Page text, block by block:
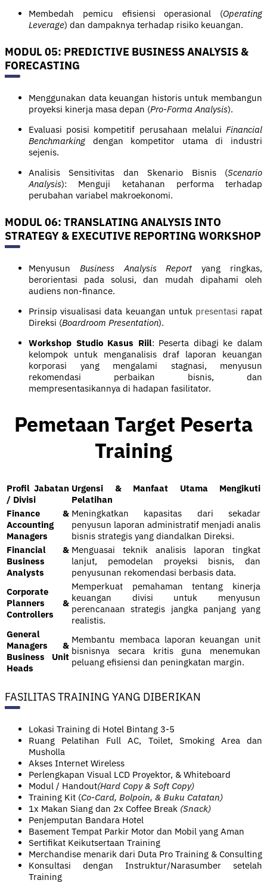
Membedah pemicu efisiensi operasional (Operating
Leverage) dan dampaknya terhadap risiko keuangan.
MODUL 05: PREDICTIVE BUSINESS ANALYSIS &
FORECASTING
Menggunakan data keuangan historis untuk membangun
proyeksi kinerja masa depan (Pro-Forma Analysis).
Evaluasi posisi kompetitif perusahaan melalui Financial
Benchmarking dengan kompetitor utama di industri
sejenis.
Analisis Sensitivitas dan Skenario Bisnis (Scenario
Analysis): Menguji ketahanan performa terhadap
perubahan variabel makroekonomi.
MODUL 06: TRANSLATING ANALYSIS INTO
STRATEGY & EXECUTIVE REPORTING WORKSHOP
Menyusun Business Analysis Report yang ringkas,
berorientasi pada solusi, dan mudah dipahami oleh
audiens non-finance.
Prinsip visualisasi data keuangan untuk presentasi rapat
Direksi (Boardroom Presentation).
Workshop Studio Kasus Riil: Peserta dibagi ke dalam
kelompok untuk menganalisis draf laporan keuangan
korporasi yang mengalami stagnasi, menyusun
rekomendasi perbaikan bisnis, dan
mempresentasikannya di hadapan fasilitator.
Pemetaan Target Peserta
Training
Profil Jabatan
/ Divisi
Urgensi & Manfaat Utama Mengikuti
Pelatihan
Finance &
Accounting
Managers
Meningkatkan kapasitas dari sekadar
penyusun laporan administratif menjadi analis
bisnis strategis yang diandalkan Direksi.
Financial &
Business
Analysts
Menguasai teknik analisis laporan tingkat
lanjut, pemodelan proyeksi bisnis, dan
penyusunan rekomendasi berbasis data.
Corporate
Planners &
Controllers
Memperkuat pemahaman tentang kinerja
keuangan divisi untuk menyusun
perencanaan strategis jangka panjang yang
realistis.
General
Managers &
Business Unit
Heads
Membantu membaca laporan keuangan unit
bisnisnya secara kritis guna menemukan
peluang efisiensi dan peningkatan margin.
FASILITAS TRAINING YANG DIBERIKAN
Lokasi Training di Hotel Bintang 3-5
Ruang Pelatihan Full AC, Toilet, Smoking Area dan
Musholla
Akses Internet Wireless
Perlengkapan Visual LCD Proyektor, & Whiteboard
Modul / Handout(Hard Copy & Soft Copy)
Training Kit (Co-Card, Bolpoin, & Buku Catatan)
1x Makan Siang dan 2x Coffee Break (Snack)
Penjemputan Bandara Hotel
Basement Tempat Parkir Motor dan Mobil yang Aman
Sertifikat Keikutsertaan Training
Merchandise menarik dari Duta Pro Training & Consulting
Konsultasi dengan Instruktur/Narasumber setelah
Training